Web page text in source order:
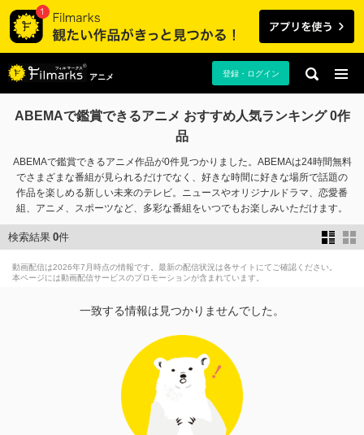
アニメ 登録・ログイン
ABEMAで鑑賞できるアニメ おすすめ人気ランキング 0作
品
ABEMAで鑑賞できるアニメ作品が0件見つかりました。ABEMAは24時間無料
でさまざまな番組が見られるだけでなく、好きな時間に好きな場所で話題の
作品を楽しめる新しい未来のテレビ。ニュースやオリジナルドラマ、恋愛番
組、アニメ、スポーツなど、多彩な番組をいつでもお楽しみいただけます。
検索結果 0件
動画配信は2026年7月時点の情報です。最新の配信状況は各サイトにてご確認ください。
本ページには動画配信サービスのプロモーションが含まれています。
一致する情報は見つかりませんでした。